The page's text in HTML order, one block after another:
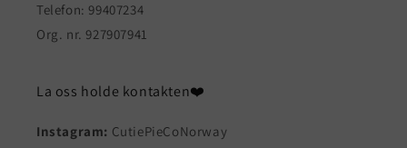
Telefon: 99407234
Org. nr. 927907941
La oss holde kontakten❤️
Instagram: CutiePieCoNorway